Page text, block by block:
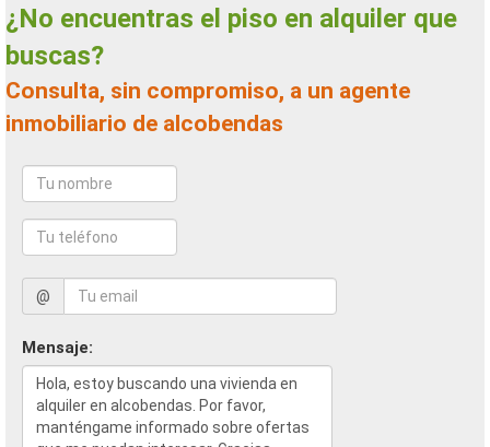
¿No encuentras el piso en alquiler que
buscas?
Consulta, sin compromiso, a un agente
inmobiliario de alcobendas
@
Mensaje: